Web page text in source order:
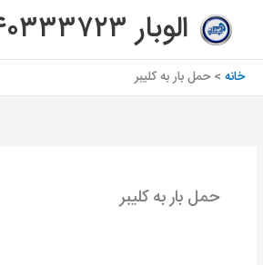
محتوا
الوبار ۰۲۱۴۰۳۳۳۷۲۳
خانه حمل بار به کلیبر
حمل بار به کلیبر